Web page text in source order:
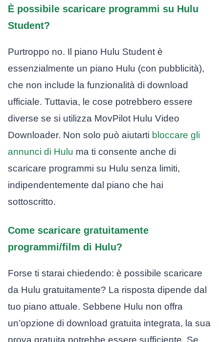
È possibile scaricare programmi su Hulu
Student?
Purtroppo no. Il piano Hulu Student è
essenzialmente un piano Hulu (con pubblicità),
che non include la funzionalità di download
ufficiale. Tuttavia, le cose potrebbero essere
diverse se si utilizza MovPilot Hulu Video
Downloader. Non solo può aiutarti bloccare gli
annunci di Hulu ma ti consente anche di
scaricare programmi su Hulu senza limiti,
indipendentemente dal piano che hai
sottoscritto.
Come scaricare gratuitamente
programmi/film di Hulu?
Forse ti starai chiedendo: è possibile scaricare
da Hulu gratuitamente? La risposta dipende dal
tuo piano attuale. Sebbene Hulu non offra
un’opzione di download gratuita integrata, la sua
prova gratuita potrebbe essere sufficiente. Se